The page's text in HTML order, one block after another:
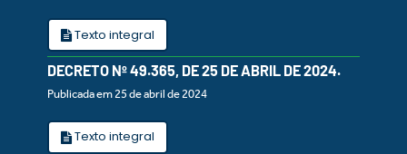
Texto integral
DECRETO Nº 49.365, DE 25 DE ABRIL DE 2024.
Publicada em 25 de abril de 2024
Texto integral